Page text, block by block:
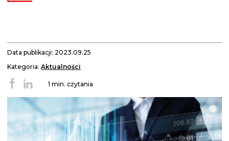
Data publikacji: 2023.09.25
Kategoria: Aktualności
1 min. czytania